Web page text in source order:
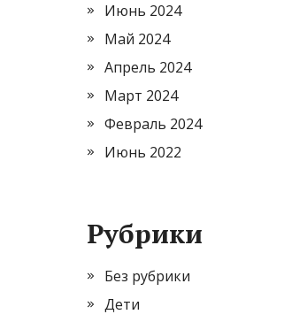
Июнь 2024
Май 2024
Апрель 2024
Март 2024
Февраль 2024
Июнь 2022
Рубрики
Без рубрики
Дети